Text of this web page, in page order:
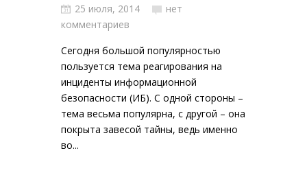
25 июля, 2014
нет
комментариев
Сегодня большой популярностью
пользуется тема реагирования на
инциденты информационной
безопасности (ИБ). С одной стороны –
тема весьма популярна, с другой – она
покрыта завесой тайны, ведь именно
во...